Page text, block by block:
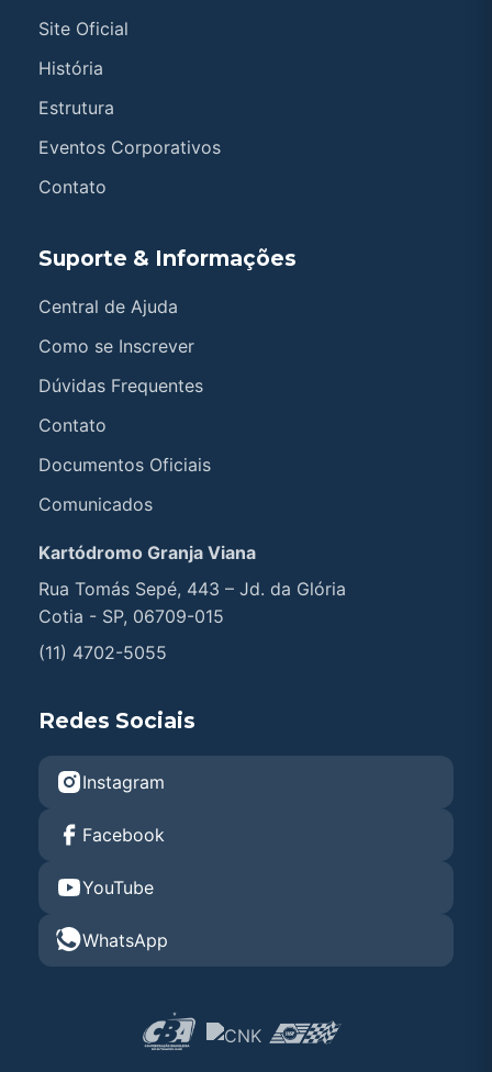
Site Oficial
História
Estrutura
Eventos Corporativos
Contato
Suporte & Informações
Central de Ajuda
Como se Inscrever
Dúvidas Frequentes
Contato
Documentos Oficiais
Comunicados
Kartódromo Granja Viana
Rua Tomás Sepé, 443 – Jd. da Glória
Cotia - SP, 06709-015
(11) 4702-5055
Redes Sociais
Instagram
Facebook
YouTube
WhatsApp